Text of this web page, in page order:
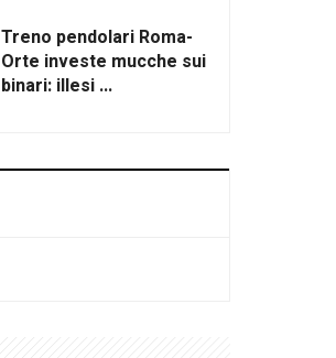
Treno pendolari Roma-
Orte investe mucche sui
binari: illesi ...